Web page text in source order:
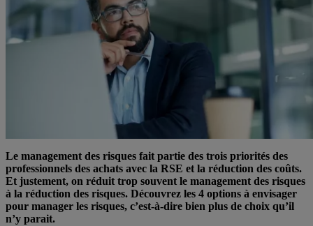
Le management des risques fait partie des trois priorités des
professionnels des achats avec la RSE et la réduction des coûts.
Et justement, on réduit trop souvent le management des risques
à la réduction des risques. Découvrez les 4 options à envisager
pour manager les risques, c’est-à-dire bien plus de choix qu’il
n’y parait.